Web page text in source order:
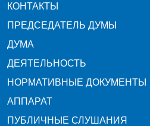
КОНТАКТЫ
ПРЕДСЕДАТЕЛЬ ДУМЫ
ДУМА
ДЕЯТЕЛЬНОСТЬ
НОРМАТИВНЫЕ ДОКУМЕНТЫ
АППАРАТ
ПУБЛИЧНЫЕ СЛУШАНИЯ